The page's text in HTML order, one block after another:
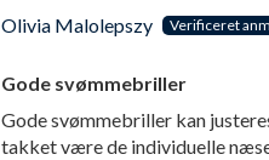
Olivia Malolepszy
Gode ​​svømmebriller
Gode ​​svømmebriller kan
takket være de individuelle